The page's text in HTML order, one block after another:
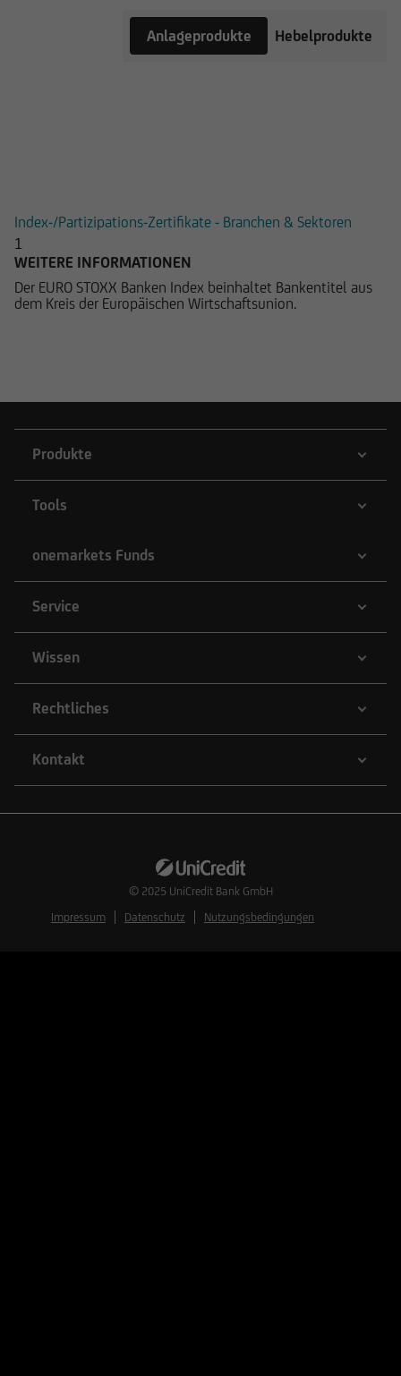
Anlageprodukte Hebelprodukte
Index-/Partizipations-Zertifikate - Branchen & Sektoren
1
WEITERE INFORMATIONEN
Der EURO STOXX Banken Index beinhaltet Bankentitel aus
dem Kreis der Europäischen Wirtschaftsunion.
Produkte
Tools
onemarkets Funds
Service
Wissen
Rechtliches
Kontakt
© 2025 UniCredit Bank GmbH
Impressum
Datenschutz Nutzungsbedingungen